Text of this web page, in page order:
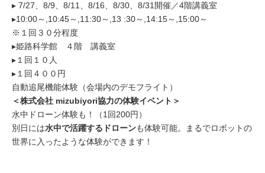
▸ 7/27、8/9、8/11、8/16、8/30、8/31開催／4階講義室
▸10:00～,10:45～,11:30～,13 :30～,14:15～,15:00～
※１回３０分程度
▸姫路科学館 ４階 講義室
▸１回１０人
▸１回４００円
自動追尾機能体験（会場内のデモフライト）
＜株式会社 mizubiyori協力の体験イベント＞
水中ドローン体験も！（1回200円）
別日には水中で活躍するドローンも体験可能。まるでロボットの
世界に入ったような体験ができます！